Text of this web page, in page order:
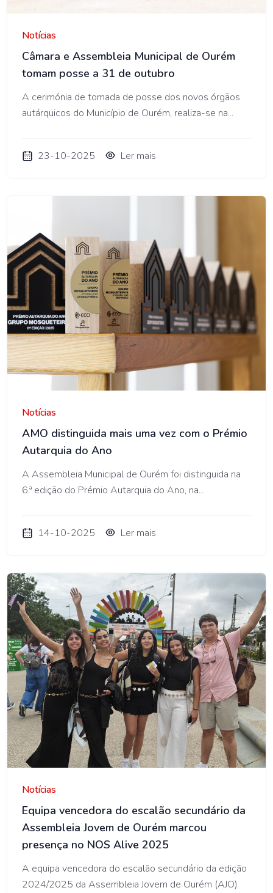
Notícias
Câmara e Assembleia Municipal de Ourém
tomam posse a 31 de outubro
A cerimónia de tomada de posse dos novos órgãos
autárquicos do Município de Ourém, realiza-se na...
23-10-2025 Ler mais
AMO
Notícias
AMO distinguida mais uma vez com o Prémio
Autarquia do Ano
A Assembleia Municipal de Ourém foi distinguida na
6.ª edição do Prémio Autarquia do Ano, na...
14-10-2025 Ler mais
AMO
Notícias
Equipa vencedora do escalão secundário da
Assembleia Jovem de Ourém marcou
presença no NOS Alive 2025
A equipa vencedora do escalão secundário da edição
2024/2025 da Assembleia Jovem de Ourém (AJO)